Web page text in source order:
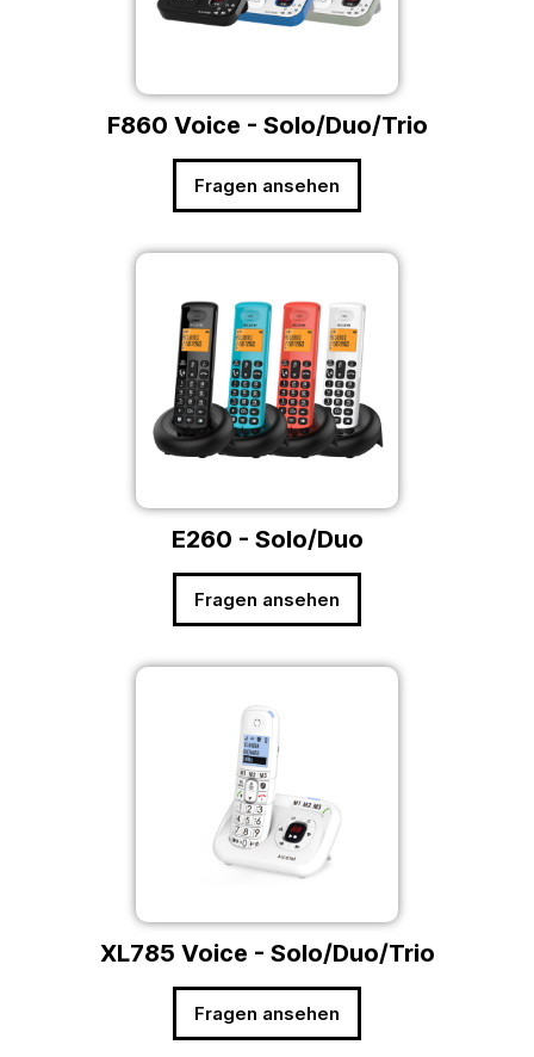
F860 Voice - Solo/Duo/Trio
Fragen ansehen
E260 - Solo/Duo
Fragen ansehen
XL785 Voice - Solo/Duo/Trio
Fragen ansehen